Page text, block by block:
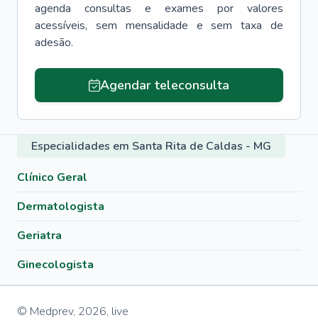
agenda consultas e exames por valores
acessíveis, sem mensalidade e sem taxa de
adesão.
Agendar teleconsulta
Especialidades em Santa Rita de Caldas - MG
Clínico Geral
Dermatologista
Geriatra
Ginecologista
© Medprev, 2026, live